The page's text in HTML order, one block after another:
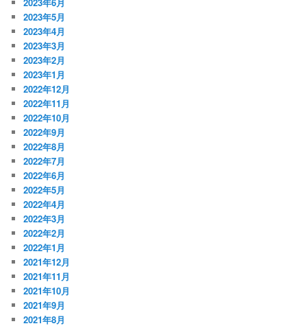
2023年5月
2023年4月
2023年3月
2023年2月
2023年1月
2022年12月
2022年11月
2022年10月
2022年9月
2022年8月
2022年7月
2022年6月
2022年5月
2022年4月
2022年3月
2022年2月
2022年1月
2021年12月
2021年11月
2021年10月
2021年9月
2021年8月